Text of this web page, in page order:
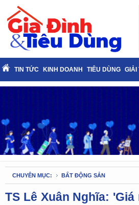
TIN TỨC KINH DOANH TIÊU DÙNG GIẢI
CHUYÊN MỤC: BẤT ĐỘNG SẢN
TS Lê Xuân Nghĩa: